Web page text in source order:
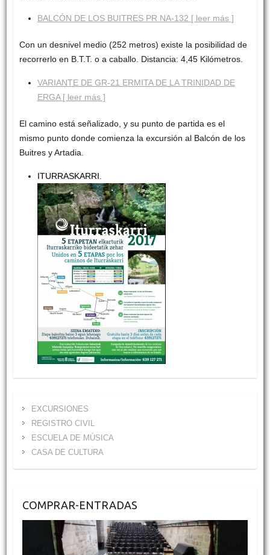
BALCÓN DE LOS BUITRES PR NA-132 [ leer más ]
Con un desnivel medio (252 metros) existe la posibilidad de
recorrerlo en B.T.T. o a caballo. Distancia: 4,45 Kilómetros.
VARIANTE DE GR-21 ERMITA DE LA TRINIDAD DE
ERGA [ leer más ]
El camino está señalizado, y su punto de partida es el
mismo punto donde comienza la excursión al Balcón de los
Buitres y Artadia.
ITURRASKARRI
EXCURSIONES
REGISTRO CIVIL
ESCUELA DE MÚSICA
CASA DE CULTURA
COMPRAR-ENTRADAS